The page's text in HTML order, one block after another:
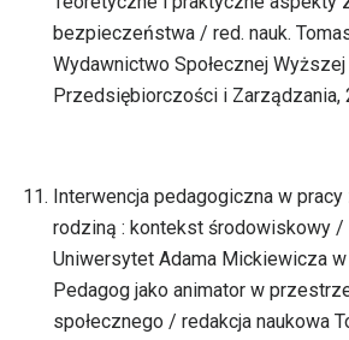
bezpieczeństwa / red. nauk.
Wydawnictwo Społecznej Wyższej
Przedsiębiorczości i Zarządzania,
Interwencja pedagogiczna w
rodziną : kontekst środowiskowy /
Uniwersytet Adama Mickiewicza
Pedagog jako animator w
społecznego / redakcja naukowa